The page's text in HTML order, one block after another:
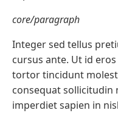
core/paragraph
Integer sed tellus
cursus ante. Ut id
tortor tincidunt
consequat sollicitudin
imperdiet sapien in